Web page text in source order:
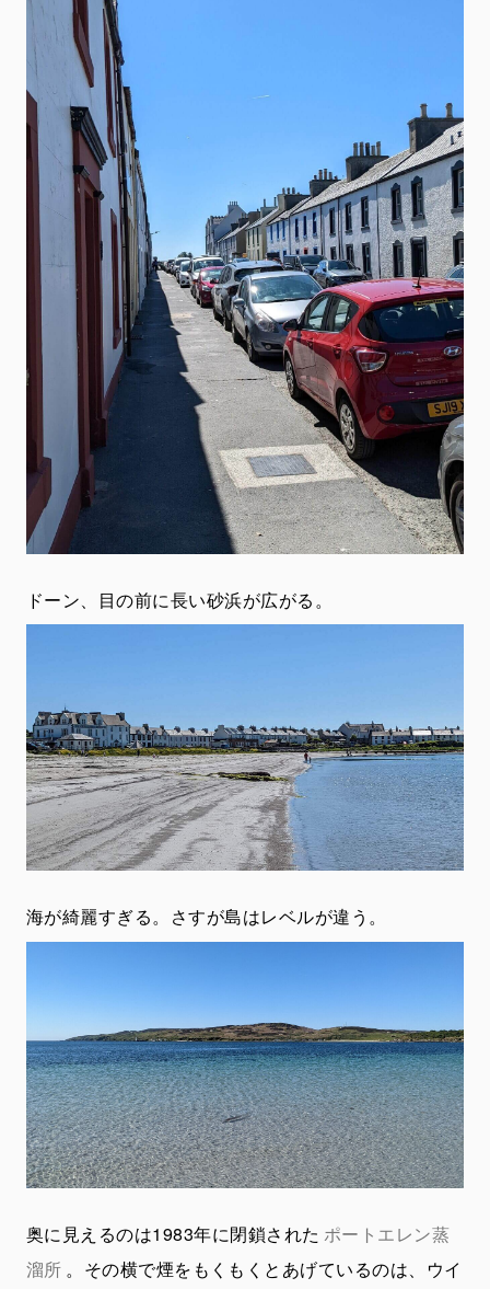
ドーン、目の前に長い砂浜が広がる。
海が綺麗すぎる。さすが島はレベルが違う。
奥に見えるのは1983年に閉鎖された ポートエレン蒸
溜所 。その横で煙をもくもくとあげているのは、ウイ